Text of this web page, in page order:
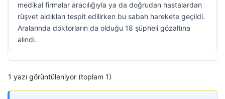
medikal firmalar aracılığıyla ya da doğrudan hastalardan
rüşvet aldıkları tespit edilirken bu sabah harekete geçildi.
Aralarında doktorların da olduğu 18 şüpheli gözaltına
alındı.
1 yazı görüntüleniyor (toplam 1)